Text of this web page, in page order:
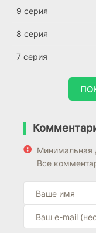
9 серия
8 серия
7 серия
Минимальная
Все